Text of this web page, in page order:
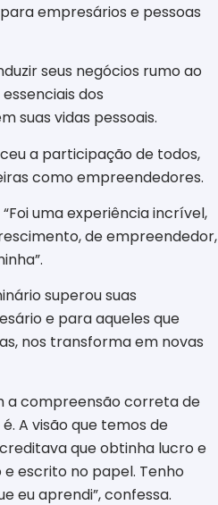
empresários e pessoas
seus negócios rumo ao
dos
suas vidas pessoais.
a participação de todos,
como empreendedores.
uma experiência incrível,
de empreendedor,
superou suas
e para aqueles que
nos transforma em novas
a compreensão correta de
A visão que temos de
que obtinha lucro e
escrito no papel. Tenho
eu aprendi”, confessa.